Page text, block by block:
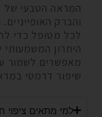
המראה הטבעי של
והברק
לכל מטופל כדי
היתרון המשמעותי
מאפשרים לשמור
שיפור דרמטי
למי מתאים ציפוי